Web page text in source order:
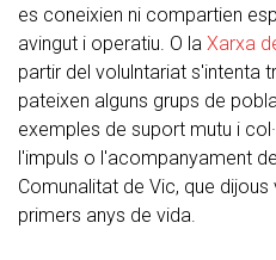
es coneixien ni compartien
avingut i operatiu. O la Xarxa
partir del volulntariat s'intenta
pateixen alguns grups de
exemples de suport mutu i
l'impuls o l'acompanyament
Comunalitat de Vic, que
primers anys de vida.